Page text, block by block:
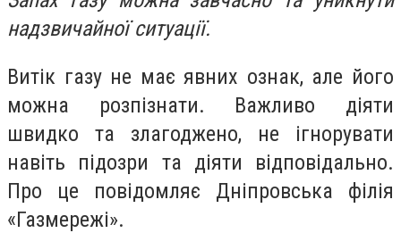
надзвичайної ситуації.
Витік газу не має явних ознак, але його
можна розпізнати. Важливо діяти
швидко та злагоджено, не ігнорувати
навіть підозри та діяти відповідально.
Про це повідомляє Дніпровська філія
«Газмережі».